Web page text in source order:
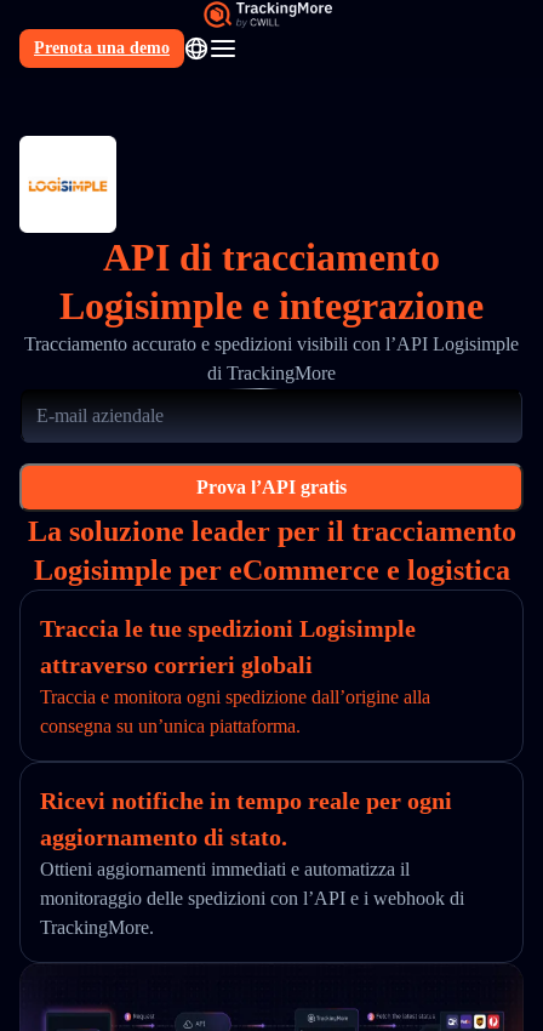
Prenota una demo
IT
API di tracciamento
Logisimple e integrazione
Tracciamento accurato e spedizioni visibili con l’API Logisimple
di TrackingMore
Prova l’API gratis
La soluzione leader per il tracciamento
Logisimple per eCommerce e logistica
Traccia le tue spedizioni Logisimple
attraverso corrieri globali
Traccia e monitora ogni spedizione dall’origine alla
consegna su un’unica piattaforma.
Ricevi notifiche in tempo reale per ogni
aggiornamento di stato.
Ottieni aggiornamenti immediati e automatizza il
monitoraggio delle spedizioni con l’API e i webhook di
TrackingMore.